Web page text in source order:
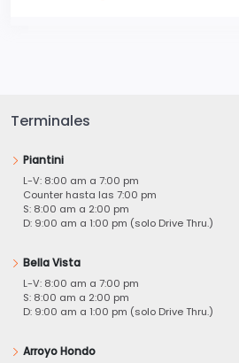
Terminales
Piantini
L-V: 8:00 am a 7:00 pm
Counter hasta las 7:00 pm
S: 8:00 am a 2:00 pm
D: 9:00 am a 1:00 pm (solo Drive Thru.)
Bella Vista
L-V: 8:00 am a 7:00 pm
S: 8:00 am a 2:00 pm
D: 9:00 am a 1:00 pm (solo Drive Thru.)
Arroyo Hondo